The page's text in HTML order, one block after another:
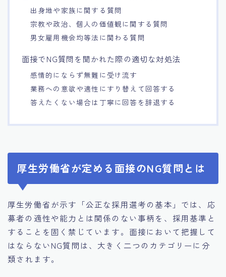
出身地や家族に関する質問
宗教や政治、個人の価値観に関する質問
男女雇用機会均等法に関わる質問
面接でNG質問を聞かれた際の適切な対処法
感情的にならず無難に受け流す
業務への意欲や適性にすり替えて回答する
答えたくない場合は丁寧に回答を辞退する
厚生労働省が定める面接のNG質問とは
厚生労働省が示す「公正な採用選考の基本」では、応
募者の適性や能力とは関係のない事柄を、採用基準と
することを固く禁じています。面接において把握して
はならないNG質問は、大きく二つのカテゴリーに分
類されます。